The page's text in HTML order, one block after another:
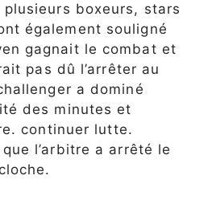
boxeurs, stars
également souligné
gagnait le combat et
pas dû l’arrêter au
a dominé
des minutes et
continuer lutte.
l’arbitre a arrêté le